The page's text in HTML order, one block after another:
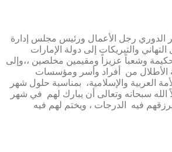
رجل الأعمال ورئيس مجلس إدارة
والتبريكات إلى دولة الإمارات
حكيمة وشعباً عزيزاً ومقيمين مخلصين ،،وإلى
الأطلال من أفراد وأسر ومؤسسات
العربية والإسلامية، بمناسبة حلول شهر
الله سبحانه وتعالى أن يبارك لهم في شهر
فيه الدرجات ، ويختم لهم فيه